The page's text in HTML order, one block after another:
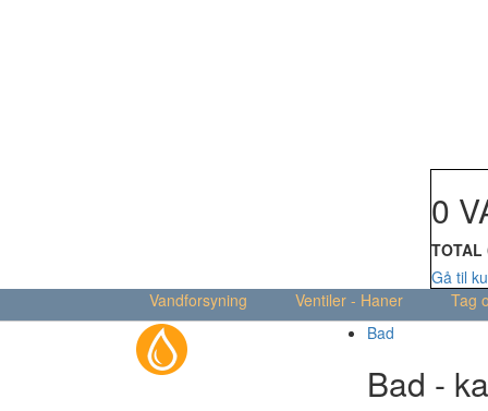
0
TOTAL
Gå til
Vandforsyning
Ventiler - Haner Tag
Bad
Bad -